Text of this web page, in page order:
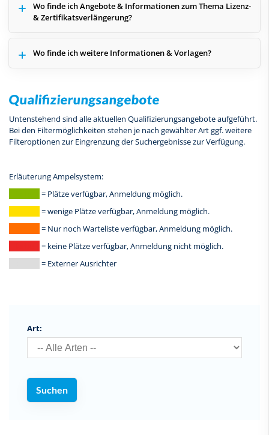
Wo finde ich Angebote & Informationen zum Thema Lizenz-
& Zertifikatsverlängerung?
Wo finde ich weitere Informationen & Vorlagen?
Qualifizierungsangebote
Untenstehend sind alle aktuellen Qualifizierungsangebote aufgeführt.
Bei den Filtermöglichkeiten stehen je nach gewählter Art ggf. weitere
Filteroptionen zur Eingrenzung der Suchergebnisse zur Verfügung.
Erläuterung Ampelsystem:
= Plätze verfügbar, Anmeldung möglich.
= wenige Plätze verfügbar, Anmeldung möglich.
= Nur noch Warteliste verfügbar, Anmeldung möglich.
= keine Plätze verfügbar, Anmeldung nicht möglich.
= Externer Ausrichter
Art: